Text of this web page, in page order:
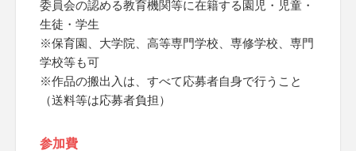
委員会の認める教育機関等に在籍する園児・児童・
生徒・学生
※保育園、大学院、高等専門学校、専修学校、専門
学校等も可
※作品の搬出入は、すべて応募者自身で行うこと
（送料等は応募者負担）
参加費